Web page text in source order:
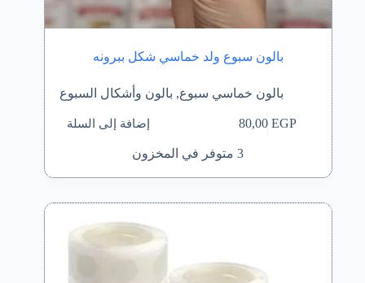
بالون سبوع ولد خماسي شكل ببرونه
بالون خماسي سبوع, بالون وأشكال السبوع
80,00EGP إضافة إلى السلة
3 متوفر في المخزون